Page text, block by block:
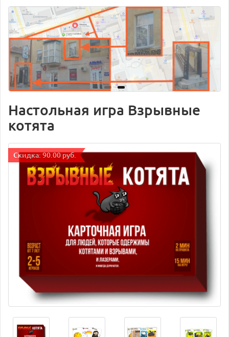
Настольная игра Взрывные
котята
Cкидка: 90.00 руб.